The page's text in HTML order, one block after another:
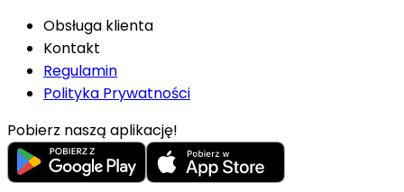
Obsługa klienta
Kontakt
Regulamin
Polityka Prywatności
Pobierz naszą aplikację!